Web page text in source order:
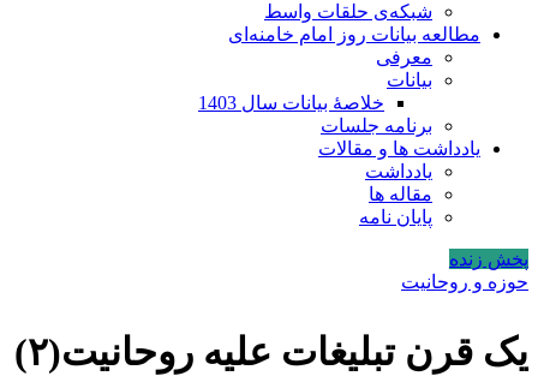
شبکه‌ی حلقات واسط
مطالعه بیانات روز امام خامنه‌ای
معرفی
بیانات
خلاصۀ بیانات سال 1403
برنامه جلسات
یادداشت ها و مقالات
یادداشت
مقاله ها
پایان نامه
پخش زنده
حوزه و روحانیت
یک قرن تبلیغات علیه روحانیت(۲)